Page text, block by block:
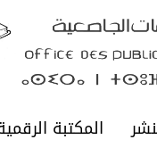
المكتبة